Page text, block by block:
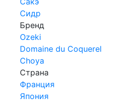
Сидр
Бренд
Ozeki
Domaine du Coquerel
Choya
Страна
Франция
Япония